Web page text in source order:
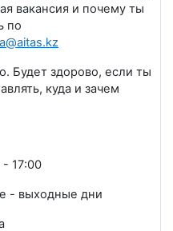
вакансия и почему ты
по
@aitas.kz
Будет здорово, если ты
куда и зачем
- 17:00
- выходные дни